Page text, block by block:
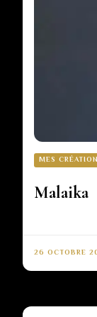
MES
Malaika
26 OCTOBRE